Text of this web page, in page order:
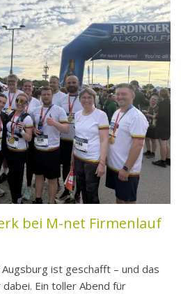
bei M-net Firmenlauf
ist geschafft – und das
Ein toller Abend für